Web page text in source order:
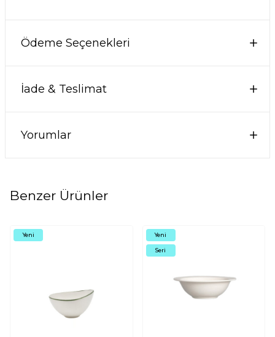
Ödeme Seçenekleri
İade & Teslimat
Yorumlar
Benzer Ürünler
Yeni Yeni
Seri